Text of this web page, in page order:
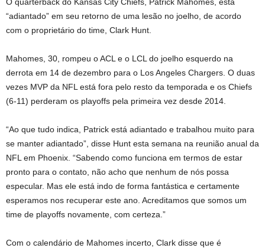
“adiantado” em seu retorno de uma lesão no joelho, de acordo
com o proprietário do time, Clark Hunt.
Mahomes, 30, rompeu o ACL e o LCL do joelho esquerdo na
derrota em 14 de dezembro para o Los Angeles Chargers. O duas
vezes MVP da NFL está fora pelo resto da temporada e os Chiefs
(6-11) perderam os playoffs pela primeira vez desde 2014.
“Ao que tudo indica, Patrick está adiantado e trabalhou muito para
se manter adiantado”, disse Hunt esta semana na reunião anual da
NFL em Phoenix. “Sabendo como funciona em termos de estar
pronto para o contato, não acho que nenhum de nós possa
especular. Mas ele está indo de forma fantástica e certamente
esperamos nos recuperar este ano. Acreditamos que somos um
time de playoffs novamente, com certeza.”
Com o calendário de Mahomes incerto, Clark disse que é